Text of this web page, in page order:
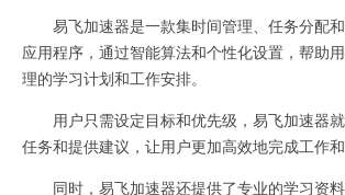
易飞加速器是一款集时间管理、任务分配和
应用程序，通过智能算法和个性化设置，帮助
理的学习计划和工作安排。
用户只需设定目标和优先级，易飞加速器
任务和提供建议，让用户更加高效地完成工作和
同时，易飞加速器还提供了专业的学习资料